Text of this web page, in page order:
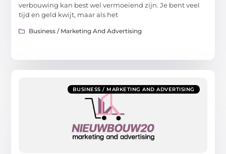
verbouwing kan best wel vermoeiend zijn. Je bent veel
tijd en geld kwijt, maar als het
Business / Marketing And Advertising
BUSINESS / MARKETING AND ADVERTISING